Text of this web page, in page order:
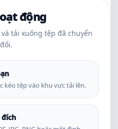
động
tải xuống tệp đã chuyển
đổi.
kéo tệp vào khu vực tải lên.